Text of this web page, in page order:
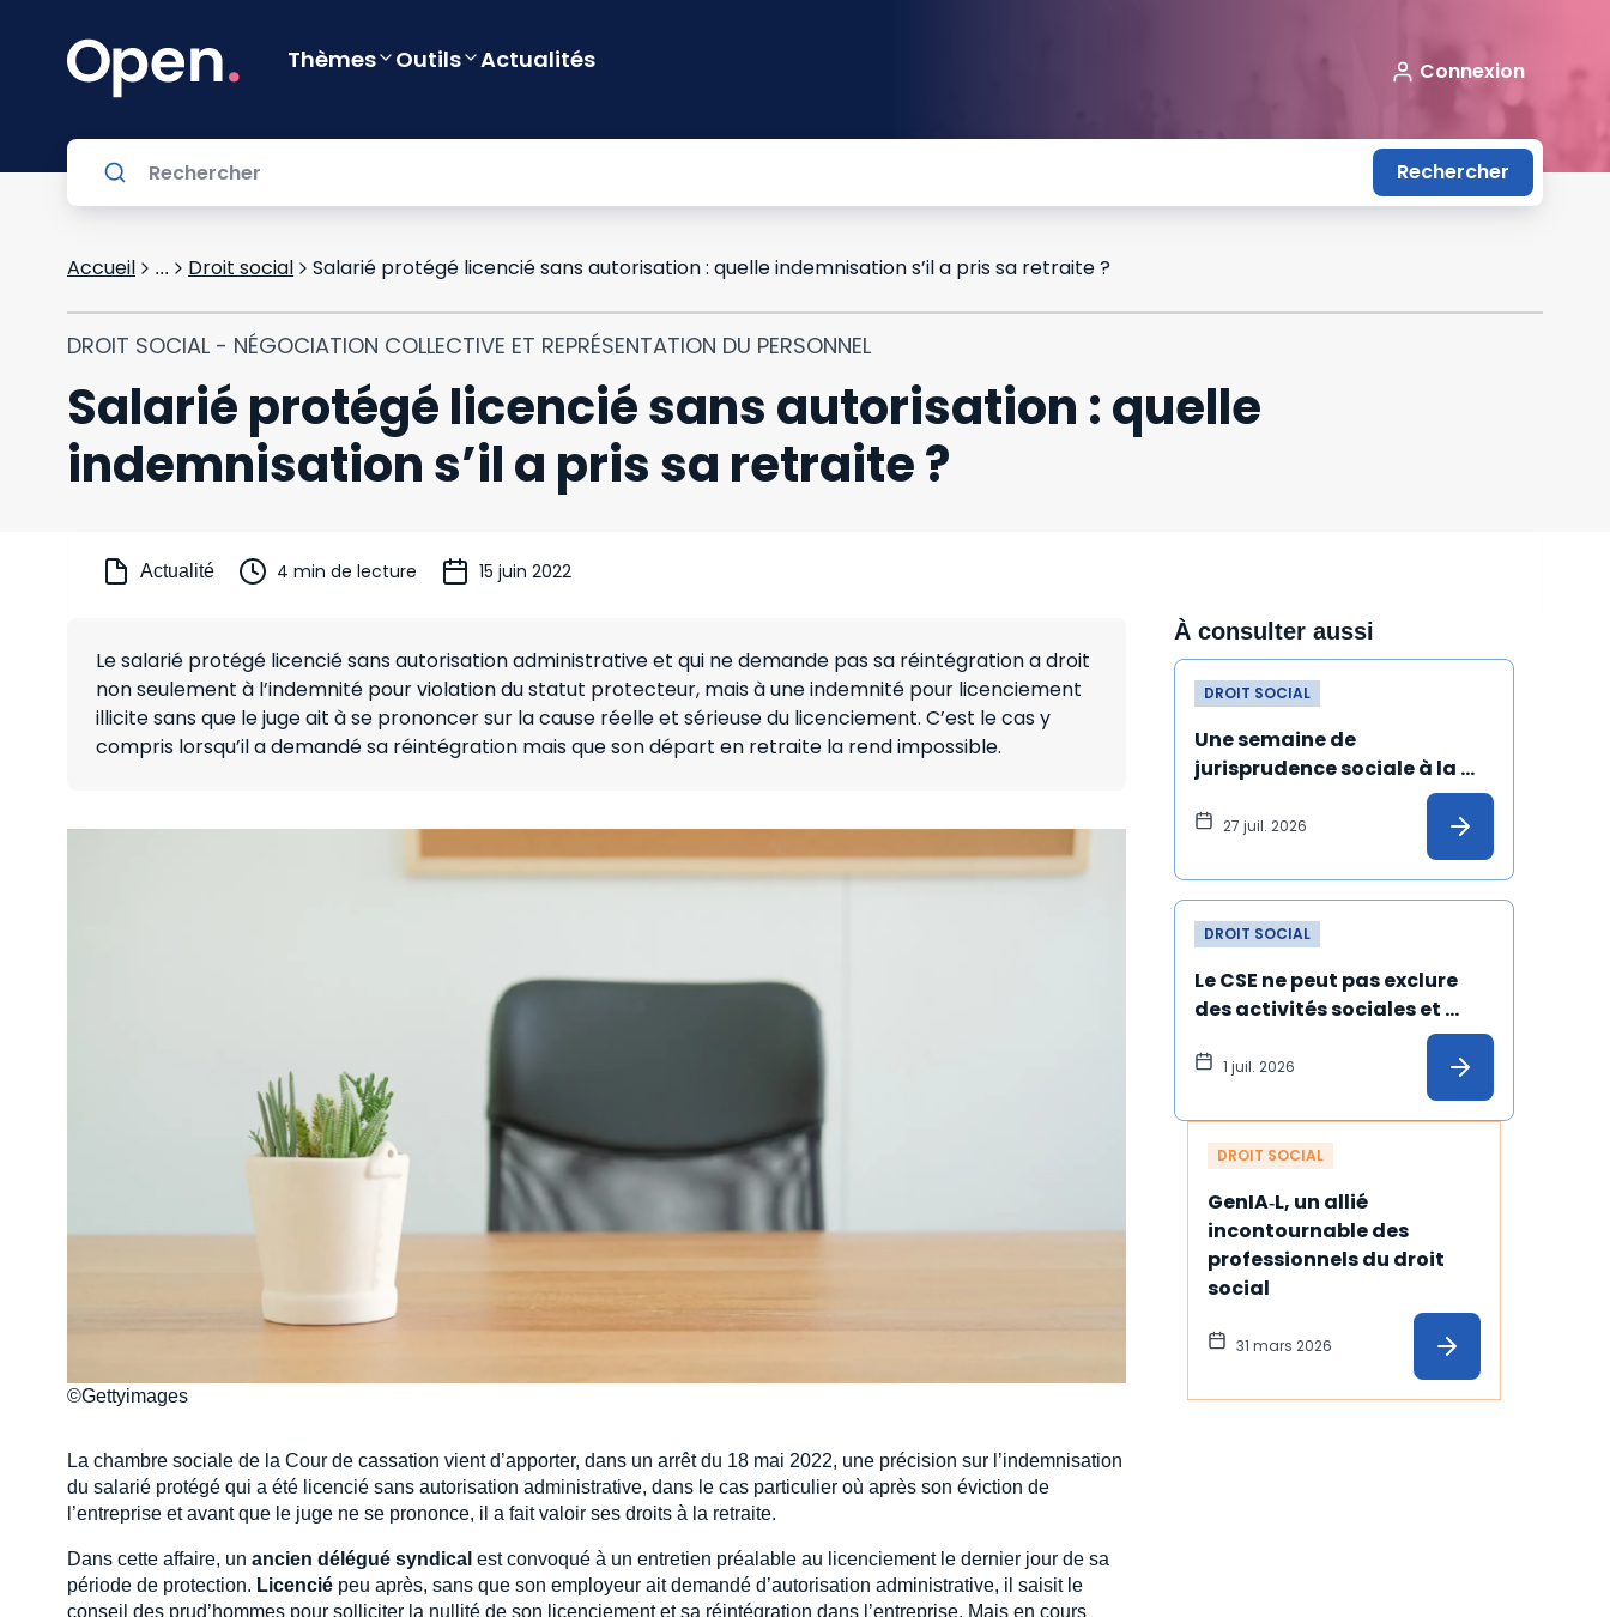
Thèmes Outils Actualités Connexion
Rechercher
Accueil ... Droit social Salarié protégé licencié sans autorisation : quelle indemnisation s’il a pris sa retraite ?
DROIT SOCIAL - NÉGOCIATION COLLECTIVE ET REPRÉSENTATION DU PERSONNEL
Salarié protégé licencié sans autorisation : quelle
indemnisation s’il a pris sa retraite ?
Actualité 4 min de lecture 15 juin 2022
Le salarié protégé licencié sans autorisation administrative et qui ne demande pas sa réintégration a droit
non seulement à l’indemnité pour violation du statut protecteur, mais à une indemnité pour licenciement
illicite sans que le juge ait à se prononcer sur la cause réelle et sérieuse du licenciement. C’est le cas y
compris lorsqu’il a demandé sa réintégration mais que son départ en retraite la rend impossible.
©Gettyimages
La chambre sociale de la Cour de cassation vient d’apporter, dans un arrêt du 18 mai 2022, une précision sur l’indemnisation
du salarié protégé qui a été licencié sans autorisation administrative, dans le cas particulier où après son éviction de
l’entreprise et avant que le juge ne se prononce, il a fait valoir ses droits à la retraite.
Dans cette affaire, un ancien délégué syndical est convoqué à un entretien préalable au licenciement le dernier jour de sa
période de protection. Licencié peu après, sans que son employeur ait demandé d’autorisation administrative, il saisit le
conseil des prud’hommes pour solliciter la nullité de son licenciement et sa réintégration dans l’entreprise. Mais en cours
À consulter aussi
DROIT SOCIAL
Une semaine de
jurisprudence sociale à la
27 juil. 2026
DROIT SOCIAL
Le CSE ne peut pas exclure
des activités sociales et
absents depuis un certain
1 juil. 2026
DROIT SOCIAL
GenIA‑L, un allié
incontournable des
professionnels du droit
social
31 mars 2026